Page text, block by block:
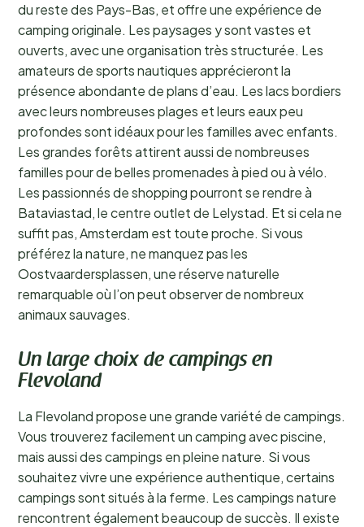
du reste des Pays-Bas, et offre une expérience de
camping originale. Les paysages y sont vastes et
ouverts, avec une organisation très structurée. Les
amateurs de sports nautiques apprécieront la
présence abondante de plans d’eau. Les lacs bordiers
avec leurs nombreuses plages et leurs eaux peu
profondes sont idéaux pour les familles avec enfants.
Les grandes forêts attirent aussi de nombreuses
familles pour de belles promenades à pied ou à vélo.
Les passionnés de shopping pourront se rendre à
Bataviastad, le centre outlet de Lelystad. Et si cela ne
suffit pas, Amsterdam est toute proche. Si vous
préférez la nature, ne manquez pas les
Oostvaardersplassen, une réserve naturelle
remarquable où l’on peut observer de nombreux
animaux sauvages.
Un large choix de campings en
Flevoland
La Flevoland propose une grande variété de campings.
Vous trouverez facilement un camping avec piscine,
mais aussi des campings en pleine nature. Si vous
souhaitez vivre une expérience authentique, certains
campings sont situés à la ferme. Les campings nature
rencontrent également beaucoup de succès. Il existe